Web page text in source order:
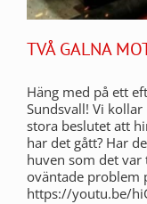
TVÅ GALNA
Häng med på ett
Sundsvall! Vi
stora beslutet att
har det gått? Har
huven som det
oväntade problem
https://youtu.be/